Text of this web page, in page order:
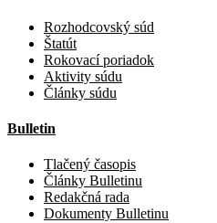
Rozhodcovský súd
Štatút
Rokovací poriadok
Aktivity súdu
Články súdu
Bulletin
Tlačený časopis
Články Bulletinu
Redakčná rada
Dokumenty Bulletinu